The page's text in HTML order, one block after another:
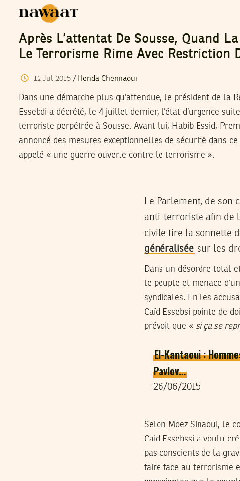
Après L’attentat De Sousse, Quand
Le Terrorisme Rime Avec Restriction
12 Jul 2015/ Henda Chennaoui
Dans une démarche plus qu’attendue, le président de la
Essebdi a décrété, le 4 juillet dernier, l’état d’urgence
terroriste perpétrée à Sousse. Avant lui, Habib Essid,
annoncé des mesures exceptionnelles de sécurité dans
appelé « une guerre ouverte contre le terrorisme ».
Le Parlement, de son
anti-terroriste afin de
civile tire la sonnette
généralisée sur les
Dans un désordre total
le peuple et menace
syndicales. En les
Caïd Essebsi pointe de
prévoit que « si ça se
El-Kantaoui :
Pavlov…
26/06/2015
Selon Moez Sinaoui, le
Caid Essebssi a voulu
pas conscients de la
faire face au terrorisme